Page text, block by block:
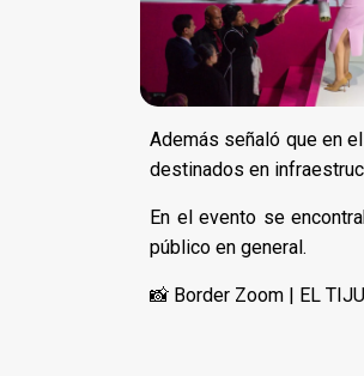
Además señaló que en
destinados en
En el evento se
público en general.
📸 Border Zoom | EL